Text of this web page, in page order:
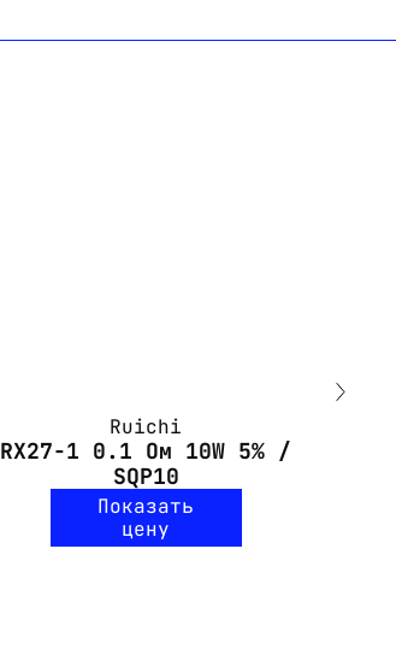
Ruichi
RX27-1 0.1 Ом 10W 5% /
SQP10
Показать
цену